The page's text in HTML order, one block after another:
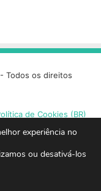
- Todos os direitos
de Cookies (BR)
experiência no
ou desativá-los